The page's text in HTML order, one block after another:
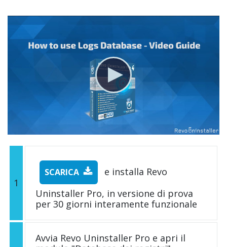
1
SCARICA
e installa Revo
Uninstaller Pro, in versione di prova
per 30 giorni interamente funzionale
Avvia Revo Uninstaller Pro e apri il